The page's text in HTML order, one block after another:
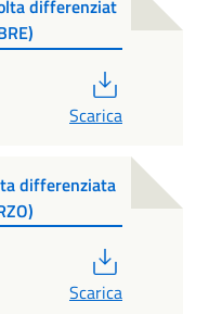
differenziat
Scarica
differenziata
Scarica